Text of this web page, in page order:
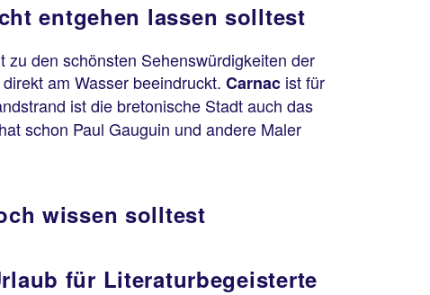
entgehen lassen solltest
den schönsten Sehenswürdigkeiten der
am Wasser beeindruckt. Carnac ist für
ist die bretonische Stadt auch das
hat schon Paul Gauguin und andere Maler
wissen solltest
für Literaturbegeisterte